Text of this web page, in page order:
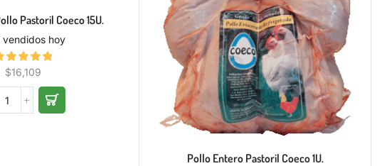
Pastoril Coeco 15U.
vendidos hoy
$16,109
Pollo Entero Pastoril Coeco 1U.